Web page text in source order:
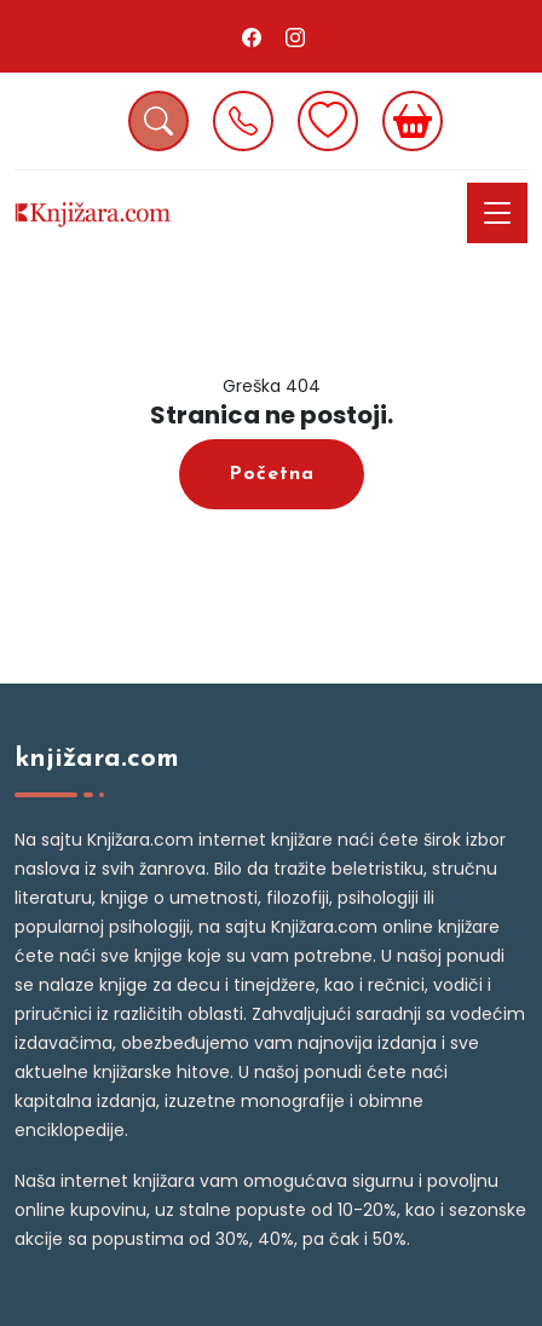
Greška 404
Stranica ne postoji.
Početna
knjižara.com
Na sajtu Knjižara.com internet knjižare naći ćete širok izbor
naslova iz svih žanrova. Bilo da tražite beletristiku, stručnu
literaturu, knjige o umetnosti, filozofiji, psihologiji ili
popularnoj psihologiji, na sajtu Knjižara.com online knjižare
ćete naći sve knjige koje su vam potrebne. U našoj ponudi
se nalaze knjige za decu i tinejdžere, kao i rečnici, vodiči i
priručnici iz različitih oblasti. Zahvaljujući saradnji sa vodećim
izdavačima, obezbeđujemo vam najnovija izdanja i sve
aktuelne knjižarske hitove. U našoj ponudi ćete naći
kapitalna izdanja, izuzetne monografije i obimne
enciklopedije.
Naša internet knjižara vam omogućava sigurnu i povoljnu
online kupovinu, uz stalne popuste od 10-20%, kao i sezonske
akcije sa popustima od 30%, 40%, pa čak i 50%.